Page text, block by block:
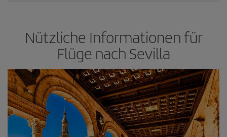
Nützliche Informationen für
Flüge nach Sevilla